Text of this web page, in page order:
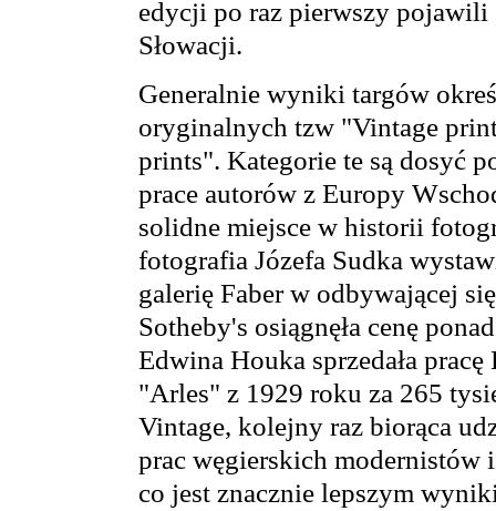
edycji po raz pierwszy
Słowacji.
Generalnie wyniki targów
oryginalnych tzw "Vintage
prints". Kategorie te są dosyć
prace autorów z Europy
solidne miejsce w historii
fotografia Józefa Sudka
galerię Faber w odbywającej
Sotheby's osiągnęła cenę
Edwina Houka sprzedała
"Arles" z 1929 roku za 265
Vintage, kolejny raz biorąca
prac węgierskich modernistów
co jest znacznie lepszym